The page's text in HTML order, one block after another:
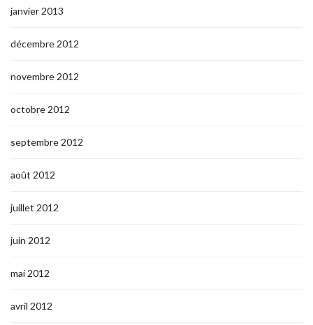
janvier 2013
décembre 2012
novembre 2012
octobre 2012
septembre 2012
août 2012
juillet 2012
juin 2012
mai 2012
avril 2012